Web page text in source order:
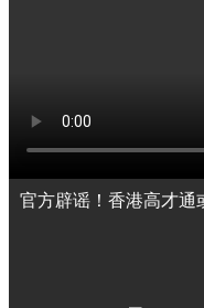
官方辟谣！香港高才